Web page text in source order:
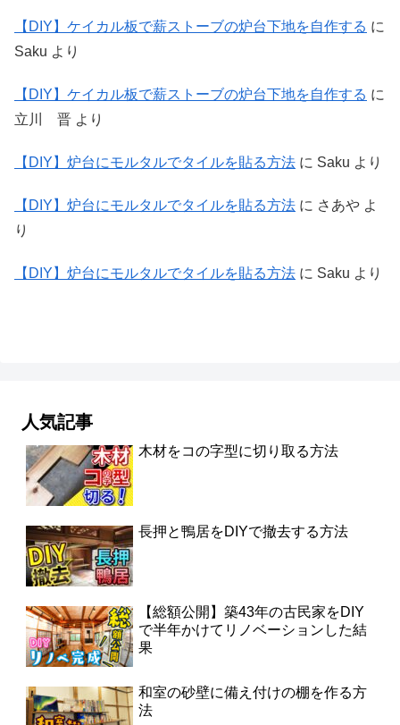
【DIY】ケイカル板で薪ストーブの炉台下地を自作する に
Saku より
【DIY】ケイカル板で薪ストーブの炉台下地を自作する に
立川 晋 より
【DIY】炉台にモルタルでタイルを貼る方法 に Saku より
【DIY】炉台にモルタルでタイルを貼る方法 に さあや よ
り
【DIY】炉台にモルタルでタイルを貼る方法 に Saku より
人気記事
木材をコの字型に切り取る方法
長押と鴨居をDIYで撤去する方法
【総額公開】築43年の古民家をDIY
で半年かけてリノベーションした結
果
和室の砂壁に備え付けの棚を作る方
法